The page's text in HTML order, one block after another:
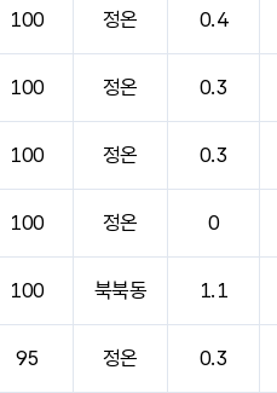
100 정온 0.4
100 정온 0.3
100 정온 0.3
100 정온 0
100 북북동 1.1
95 정온 0.3